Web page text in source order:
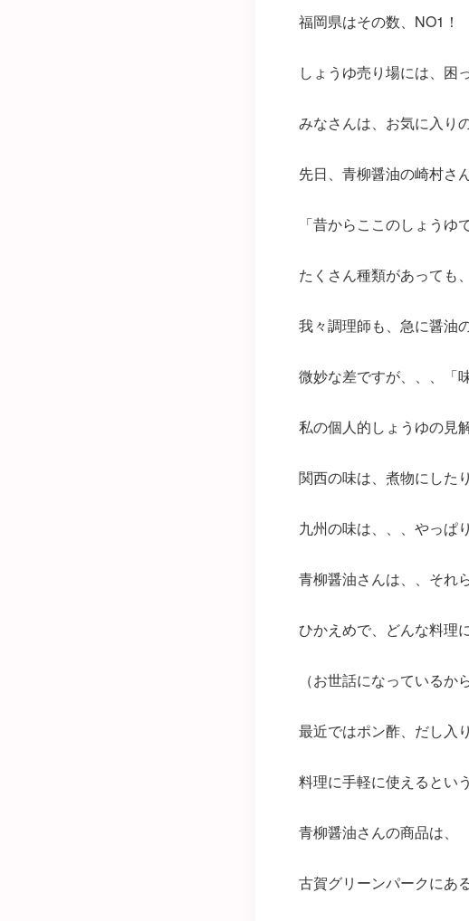
福岡県はその数、NO1！
しょうゆ売り場には、困
みなさんは、お気に入り
先日、青柳醤油の崎村さ
「昔からここのしょうゆ
たくさん種類があっても
我々調理師も、急に醤油
微妙な差ですが、、、「
私の個人的しょうゆの見
関西の味は、煮物にした
九州の味は、、、やっぱ
青柳醤油さんは、、それ
ひかえめで、どんな料理
（お世話になっているか
最近ではポン酢、だし入
料理に手軽に使えるとい
青柳醤油さんの商品は、
古賀グリーンパークにあ